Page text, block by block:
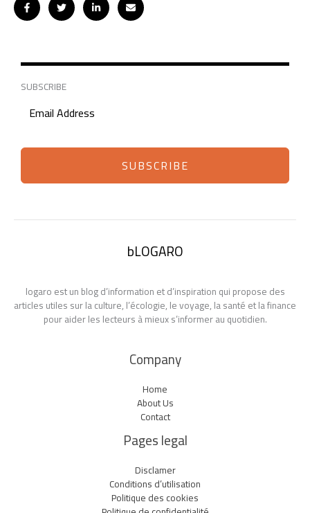
SUBSCRIBE
SUBSCRIBE
bLOGARO
logaro est un blog d’information et d’inspiration qui propose des
articles utiles sur la culture, l’écologie, le voyage, la santé et la finance
pour aider les lecteurs à mieux s’informer au quotidien.
Company
Home
About Us
Contact
Pages legal
Disclamer
Conditions d’utilisation
Politique des cookies